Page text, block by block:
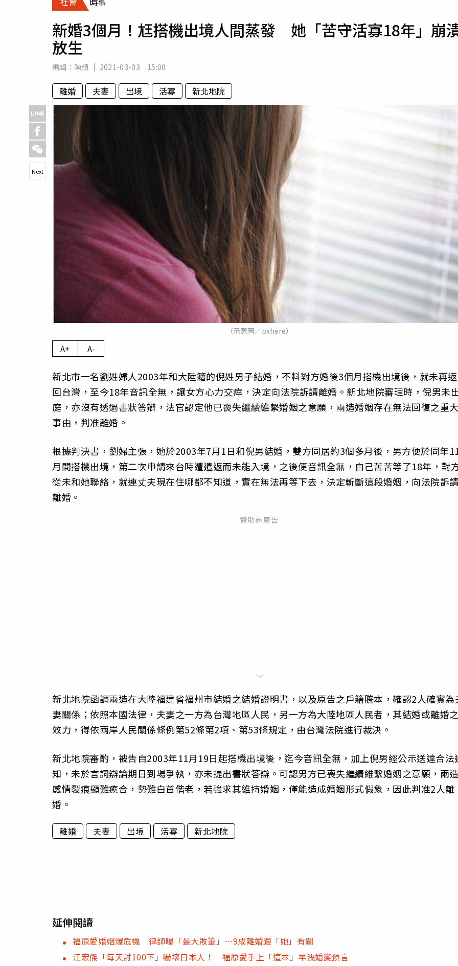
專欄
運勢
新婚3個月！尪搭機出境人間蒸發 她「苦守活寡18年」崩
放生
編輯： 陳頡 2021-03-03 15:00
離婚 夫妻 出境 活寡 新北地院
（示意圖／pxhere）
Next
A+ A-
新北市一名劉姓婦人2003年和大陸籍的倪姓男子結婚，不料對方婚後3個月搭機出境後，就未再返
回台灣，至今18年音訊全無，讓女方心力交瘁，決定向法院訴請離婚。新北地院審理時，倪男未
庭，亦沒有透過書狀答辯，法官認定他已喪失繼續維繫婚姻之意願，兩造婚姻存在無法回復之重
事由，判准離婚。
根據判決書，劉婦主張，她於2003年7月1日和倪男結婚，雙方同居約3個多月後，男方便於同年
月間搭機出境，第二次申請來台時遭遣返而未能入境，之後便音訊全無，自己苦苦等了18年，對
從未和她聯絡，就連丈夫現在住哪都不知道，實在無法再等下去，決定斬斷這段婚姻，向法院訴
離婚。
新北地院函調兩造在大陸福建省福州市結婚之結婚證明書，以及原告之戶籍謄本，確認2人確實為
妻關係；依照本國法律，夫妻之一方為台灣地區人民，另一方為大陸地區人民者，其結婚或離婚
效力，得依兩岸人民關係條例第52條第2項、第53條規定，由台灣法院進行裁決。
新北地院審酌，被告自2003年11月19日起搭機出境後，迄今音訊全無，加上倪男經公示送達合法
知，未於言詞辯論期日到場爭執，亦未提出書狀答辯。可認男方已喪失繼續維繫婚姻之意願，兩
感情裂痕顯難癒合，勢難白首偕老，若強求其維持婚姻，僅能造成婚姻形式假象，因此判准2人離
婚。
離婚 夫妻 出境 活寡 新北地院
延伸閱讀
福原愛婚姻爆危機 律師曝「最大敗筆」…9成離婚跟「她」有關
江宏傑「每天討100下」嚇壞日本人！ 福原愛手上「這本」早洩婚變預言